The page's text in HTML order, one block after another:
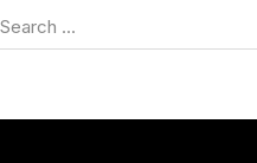
Search …